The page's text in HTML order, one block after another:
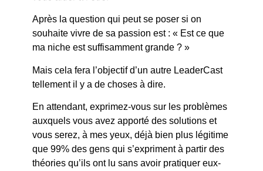
Après la question qui peut se poser si on
souhaite vivre de sa passion est : « Est ce que
ma niche est suffisamment grande ? »
Mais cela fera l’objectif d’un autre LeaderCast
tellement il y a de choses à dire.
En attendant, exprimez-vous sur les problèmes
auxquels vous avez apporté des solutions et
vous serez, à mes yeux, déjà bien plus légitime
que 99% des gens qui s’expriment à partir des
théories qu’ils ont lu sans avoir pratiquer eux-